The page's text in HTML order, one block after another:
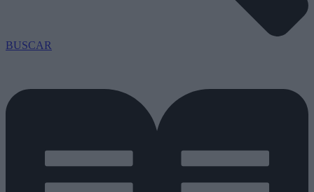
BUSCAR